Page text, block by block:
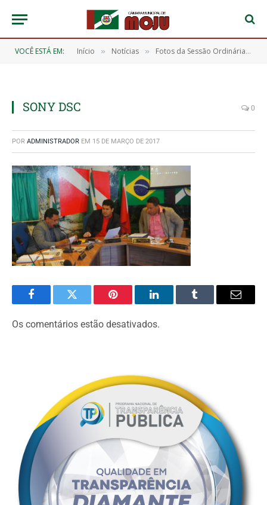
VOCÊ ESTÁ EM: Início » Notícias » Fotos da Sessão Ordinária do Dia 03/03/2017
SONY DSC 0
POR ADMINISTRADOR EM 15 DE MARÇO DE 2017
FacebookTwitter Pinterest O
LinkedIn
Tumblr
E-
Os comentários estão desativados.